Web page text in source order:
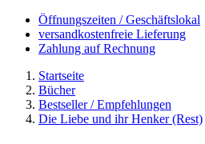
Öffnungszeiten / Geschäftslokal
versandkostenfreie Lieferung
Zahlung auf Rechnung
Startseite
Bücher
Bestseller / Empfehlungen
Die Liebe und ihr Henker (Rest)